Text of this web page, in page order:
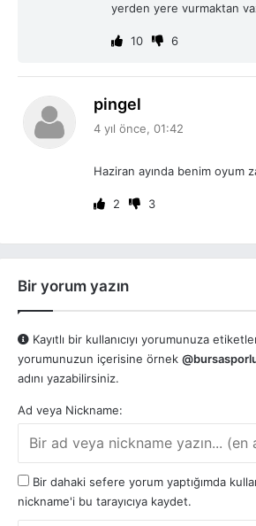
yerden yere vurmaktan
10 6
pingel
k
4 yıl önce, 01:42
Haziran ayında benim oyum
2 3
Bir yorum yazın
Kayıtlı bir kullanıcıyı yorumunuza
yorumunuzun içerisine örnek
adını yazabilirsiniz.
Ad veya Nickname:
Bir dahaki sefere yorum yaptığımda
nickname'i bu tarayıcıya kaydet.